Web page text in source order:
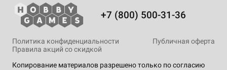
+7 (800) 500-31-36
Копирование материалов разрешено только по согласию
Политика конфиденциальности
Публичная оферта
Правила акций со скидкой